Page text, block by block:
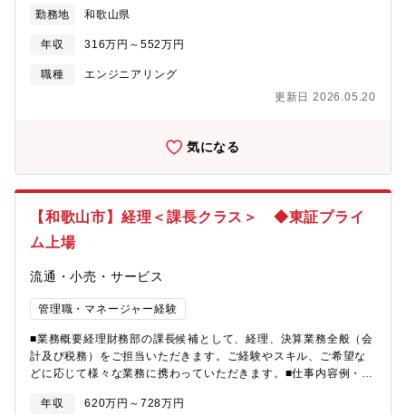
地調査、スケッチ・設計、検討、提案、打合せ・設計図、製作
図 など《使用CADツール》・AutoCAD（2D）・
SOLIDWORKS（3D）【魅力】＜大手製鉄会社のプラントを、設
計の力でサポート＞どんなに大きな製造所でも、まずは図面設計
して、多くの顧客企業から高い評価と信頼をいただいている「設
ったノウハウによりお客さまのご要望に応じた製品/部品をご提案
することができ、自分が描いた1枚の図面が世の中に新しい価値を
生みだしていきます。＜充実した作業環境の中で、スキルUP出来
る＞常に最新の技術知識を身に付けた人材を育成するために、
個々のスキル向上の為の教育を行っております。部品や建物の設
計だけでなく、その構造解析や治具・検査具など設計に関わる幅
広い経験を積めるチャンスがあります。離職率も低く、転勤もな
なキャリアアップを図ることができる環境です。＜残業少なく、
定を受けた企業で、プライベートも大切に働くことが出来ます。
バランスを充実させることが出来ます。おおらかなタイプが多い
社内は、アットホームな雰囲気ですので落ち着いて仕事に向き合
うことの出来る職場です。【募集背景】事業拡大のための増員で
す。
勤務地 和歌山県
年収 316万円～552万円
職種
エンジニアリング
更新日 2026.05.20
気になる
【和歌山市】経理＜課長クラス＞ ◆東証プライ
ム上場
流通・小売・サービス
管理職・マネージャー経験
■業務概要経理財務部の課長候補として、経理、決算業務全般（会
計及び税務）をご担当いただきます。ご経験やスキル、ご希望な
どに応じて様々な業務に携わっていただきます。■仕事内容例・買
書等）・入出金管理・税理士、監査法人対応・経費精算・固定資
年収 620万円～728万円